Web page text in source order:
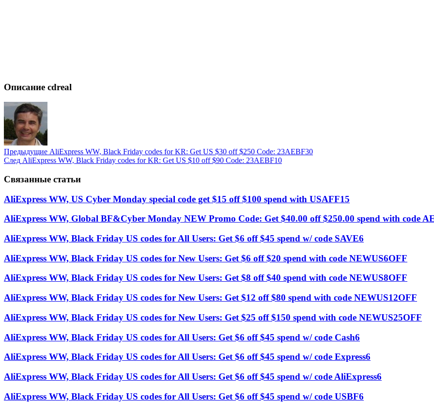
Описание cdreal
Предыдущие AliExpress WW, Black Friday codes for KR: Get US $30 off $250 Code: 23AEBF30
След AliExpress WW, Black Friday codes for KR: Get US $10 off $90 Code: 23AEBF10
Связанные статьи
AliExpress WW, US Cyber Monday special code get $15 off $100 spend with USAFF15
AliExpress WW, Global BF&Cyber Monday NEW Promo Code: Get $40.00 off $250.00 spend with code
AliExpress WW, Black Friday US codes for All Users: Get $6 off $45 spend w/ code SAVE6
AliExpress WW, Black Friday US codes for New Users: Get $6 off $20 spend with code NEWUS6OFF
AliExpress WW, Black Friday US codes for New Users: Get $8 off $40 spend with code NEWUS8OFF
AliExpress WW, Black Friday US codes for New Users: Get $12 off $80 spend with code NEWUS12OFF
AliExpress WW, Black Friday US codes for New Users: Get $25 off $150 spend with code NEWUS25OFF
AliExpress WW, Black Friday US codes for All Users: Get $6 off $45 spend w/ code Cash6
AliExpress WW, Black Friday US codes for All Users: Get $6 off $45 spend w/ code Express6
AliExpress WW, Black Friday US codes for All Users: Get $6 off $45 spend w/ code AliExpress6
AliExpress WW, Black Friday US codes for All Users: Get $6 off $45 spend w/ code USBF6